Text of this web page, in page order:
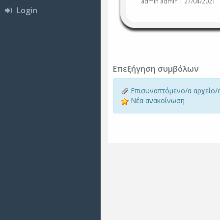
Login
Επεξήγηση συμβόλων
Επισυναπτόμενο/α αρχείο/
Νέα ανακοίνωση